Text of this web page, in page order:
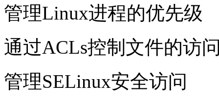
管理Linux进程的优先级
通过ACLs控制文件的访
管理SELinux安全访问